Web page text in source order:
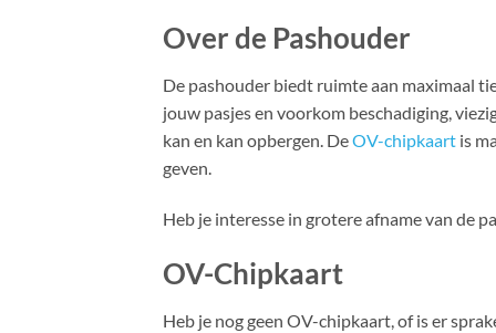
Over de Pashouder
De pashouder biedt ruimte aan maximaal
jouw pasjes en voorkom beschadiging,
kan en kan opbergen. DeOV-chipkaart is
geven.
Heb je interesse in grotere afname van de
OV-Chipkaart
Heb je nog geen OV-chipkaart, of is er